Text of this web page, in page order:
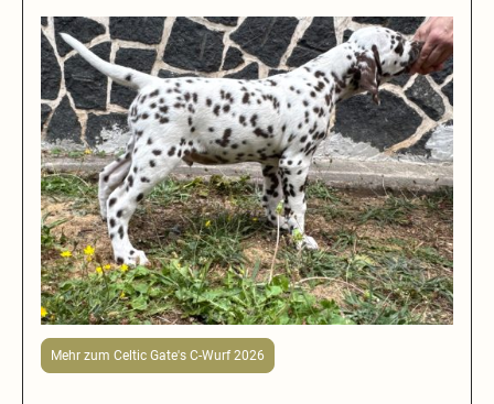
Mehr zum Celtic Gate's C-Wurf 2026